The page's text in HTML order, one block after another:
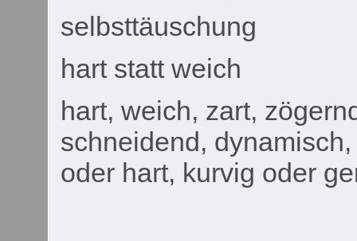
selbsttäuschung
hart statt weich
hart, weich, zart,
schneidend,
oder hart, kurvig oder